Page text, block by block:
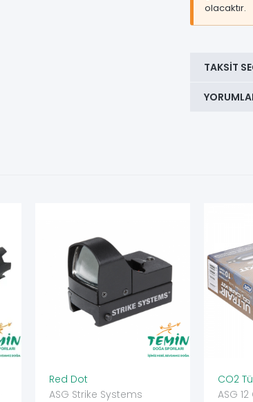
olacaktır.
TAKSIT
Red Dot
ASG Strike Systems
CO2
ASG